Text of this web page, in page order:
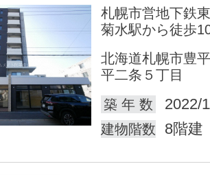
札幌市営地下鉄
菊水駅から徒歩
北海道札幌市豊
平二条５丁目
築 年 数
2022/
建物階数 8階建